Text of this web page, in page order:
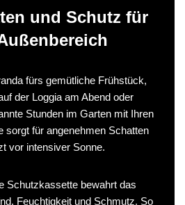
und Schutz für
fürs gemütliche Frühstück,
der Loggia am Abend oder
Stunden im Garten mit Ihren
sorgt für angenehmen Schatten
vor intensiver Sonne.
Schutzkassette bewahrt das
Feuchtigkeit und Schmutz. So